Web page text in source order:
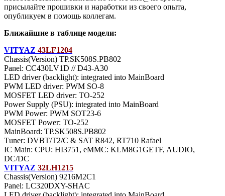
присылайте прошивки и наработки из своего опыта,
опубликуем в помощь коллегам.
Ближайшие в таблице модели:
VITYAZ 43LF1204
Chassis(Version) TP.SK508S.PB802
Panel: CC430LV1D // D43-A30
LED driver (backlight): integrated into MainBoard
PWM LED driver: PWM SO-8
MOSFET LED driver: TO-252
Power Supply (PSU): integrated into MainBoard
PWM Power: PWM SOT23-6
MOSFET Power: TO-252
MainBoard: TP.SK508S.PB802
Тuner: DVBT/T2/C & SAT R842, RT710 Rafael
IC Main: CPU: HI3751, eMMC: KLM8G1GETF, AUDIO,
DC/DC
VITYAZ 32LH1215
Chassis(Version) 9216M2C1
Panel: LC320DXY-SHAC